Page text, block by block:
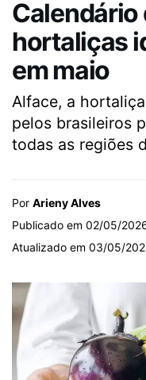
Calendário
hortaliças
em maio
Alface, a
pelos brasileiros
todas as regiões
Por Arieny Alves
Publicado em 02/05/
Atualizado em 03/05/